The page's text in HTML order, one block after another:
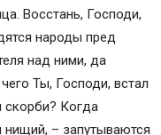
Восстань, Господи,
народы пред
над ними, да
Ты, Господи, встал
скорби? Когда
нищий, – запутываются